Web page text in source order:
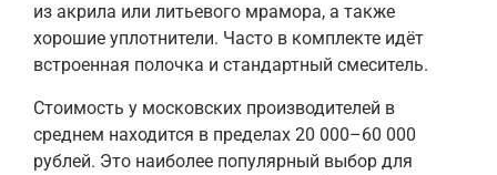
из акрила или литьевого мрамора, а также
хорошие уплотнители. Часто в комплекте идёт
встроенная полочка и стандартный смеситель.
Стоимость у московских производителей в
среднем находится в пределах 20 000–60 000
рублей. Это наиболее популярный выбор для